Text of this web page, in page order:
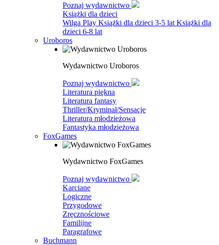
Poznaj wydawnictwo
Książki dla dzieci
Wilga Play Książki dla dzieci 3-5 lat Książki dla
dzieci 6-8 lat
Uroboros
Wydawnictwo Uroboros
Poznaj wydawnictwo
Literatura piękna
Literatura fantasy
Thriller/Kryminał/Sensacje
Literatura młodzieżowa
Fantastyka młodzieżowa
FoxGames
Wydawnictwo FoxGames
Poznaj wydawnictwo
Karciane
Logiczne
Przygodowe
Zręcznościowe
Familijne
Paragrafowe
Buchmann